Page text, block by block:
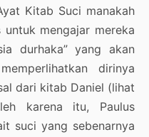
Kitab Suci manakah
mengajar mereka
durhaka” yang akan
dirinya
dari kitab Daniel (lihat
karena itu, Paulus
suci yang sebenarnya